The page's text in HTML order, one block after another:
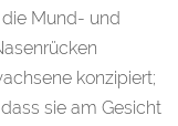
Mund- und
konzipiert;
sie am Gesicht